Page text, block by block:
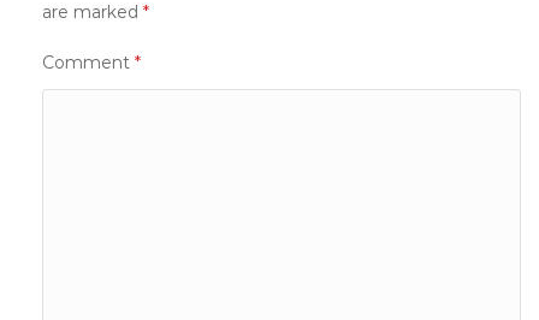
are marked *
Comment *